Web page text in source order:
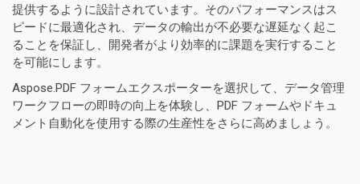
提供するように設計されています。そのパフォーマンスはス
ピードに最適化され、データの輸出が不必要な遅延なく起こ
ることを保証し、開発者がより効率的に課題を実行すること
を可能にします。
Aspose.PDF フォームエクスポーターを選択して、データ管理
ワークフローの即時の向上を体験し、PDF フォームやドキュ
メント自動化を使用する際の生産性をさらに高めましょう。